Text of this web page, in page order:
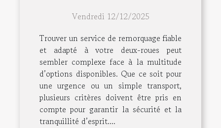
deux-roues ?
Vendredi 12/12/2025
Trouver un service de remorquage fiable
et adapté à votre deux-roues peut
sembler complexe face à la multitude
d’options disponibles. Que ce soit pour
une urgence ou un simple transport,
plusieurs critères doivent être pris en
compte pour garantir la sécurité et la
tranquillité d’esprit....